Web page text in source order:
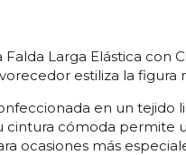
Falda Larga Elástica con
estiliza la
en un tejido
cintura cómoda permite
ocasiones más